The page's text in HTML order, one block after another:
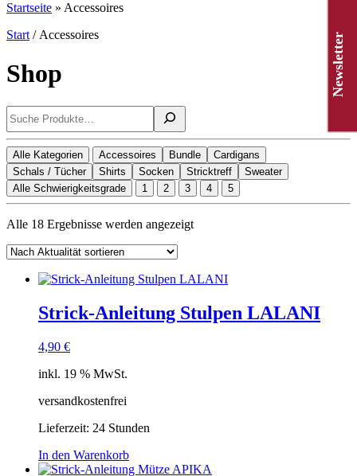
Startseite » Accessoires
Start / Accessoires
Shop
Suchen
Alle Kategorien Accessoires Bundle
Cardigans
Schals / Tücher
Shirts Socken Stricktreff
Sweater
Alle Schwierigkeitsgrade
1 2 3 4 5
Alle 18 Ergebnisse werden angezeigtNach
Strick-Anleitung Stulpen LALANI
4,90 €
inkl. 19 % MwSt.
versandkostenfrei
Lieferzeit: 24 Stunden
In den Warenkorb
Newsletter